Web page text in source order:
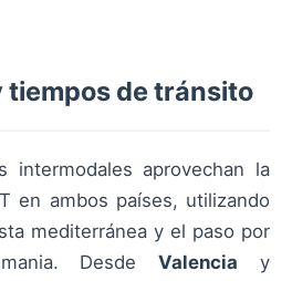
tiempos de tránsito
intermodales aprovechan la
en ambos países, utilizando
mediterránea y el paso por
DesdeValencia y